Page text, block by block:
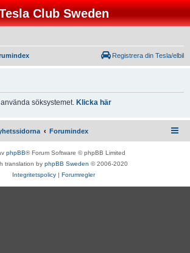
Club Sweden
Registrera din Tesla/elbil
söksystemet. Klicka här
Forumindex
phpBB® Forum Software © phpBB Limited
translation by phpBB Sweden © 2006-2020
Integritetspolicy | Forumregler